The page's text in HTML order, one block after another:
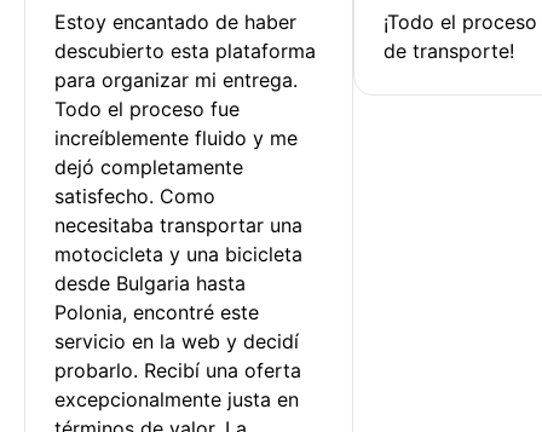
Estoy encantado de haber
descubierto esta plataforma
para organizar mi entrega.
Todo el proceso fue
increíblemente fluido y me
dejó completamente
satisfecho. Como
necesitaba transportar una
motocicleta y una bicicleta
desde Bulgaria hasta
Polonia, encontré este
servicio en la web y decidí
probarlo. Recibí una oferta
excepcionalmente justa en
¡Todo el
de transporte!